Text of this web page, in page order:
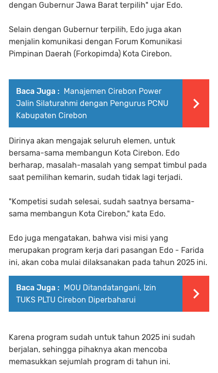
dengan Gubernur Jawa Barat terpilih" ujar Edo.
Selain dengan Gubernur terpilih, Edo juga akan
menjalin komunikasi dengan Forum Komunikasi
Pimpinan Daerah (Forkopimda) Kota Cirebon.
Baca Juga : Manajemen Cirebon Power
Jalin Silaturahmi dengan Pengurus PCNU
Kabupaten Cirebon
Dirinya akan mengajak seluruh elemen, untuk
bersama-sama membangun Kota Cirebon. Edo
berharap, masalah-masalah yang sempat timbul pada
saat pemilihan kemarin, sudah tidak lagi terjadi.
"Kompetisi sudah selesai, sudah saatnya bersama-
sama membangun Kota Cirebon," kata Edo.
Edo juga mengatakan, bahwa visi misi yang
merupakan program kerja dari pasangan Edo - Farida
ini, akan coba mulai dilaksanakan pada tahun 2025 ini.
Baca Juga : MOU Ditandatangani, Izin
TUKS PLTU Cirebon Diperbaharui
Karena program sudah untuk tahun 2025 ini sudah
berjalan, sehingga pihaknya akan mencoba
memasukkan sejumlah program di tahun ini.